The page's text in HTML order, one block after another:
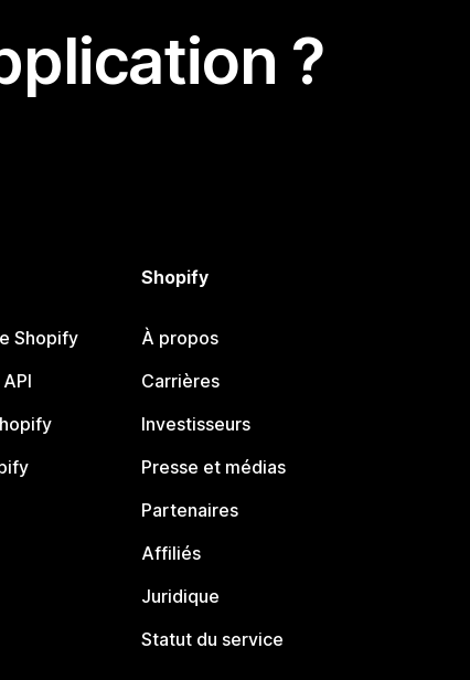
?
Shopify
Shopify
À propos
Carrières
Investisseurs
Presse et médias
Partenaires
Affiliés
Juridique
Statut du service